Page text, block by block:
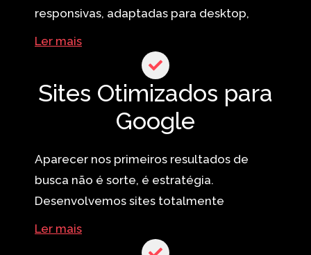
responsivas, adaptadas para desktop,
tablets e smartphones, garantindo a
melhor experiência para o usuário. Além
disso, priorizamos a performance e a
navegação intuitiva para que sua marca
se destaque positivamente em qualquer
dispositivo. E mais: sites não responsivos
são penalizados pelo Google, o que
impacta diretamente no seu
posicionamento digital. Com aShoutloud
sua presença online estará sempre à
Ler mais
Sites Otimizados para
Google
Aparecer nos primeiros resultados de
busca não é sorte, é estratégia.
Desenvolvemos sites totalmente
otimizados para os motores de busca,
aplicando as melhores práticas de SEO
Ler mais